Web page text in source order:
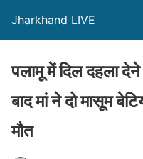
Jharkhand LIVE
पलामू में दिल दहला
बाद मां ने दो मासूम
मौत